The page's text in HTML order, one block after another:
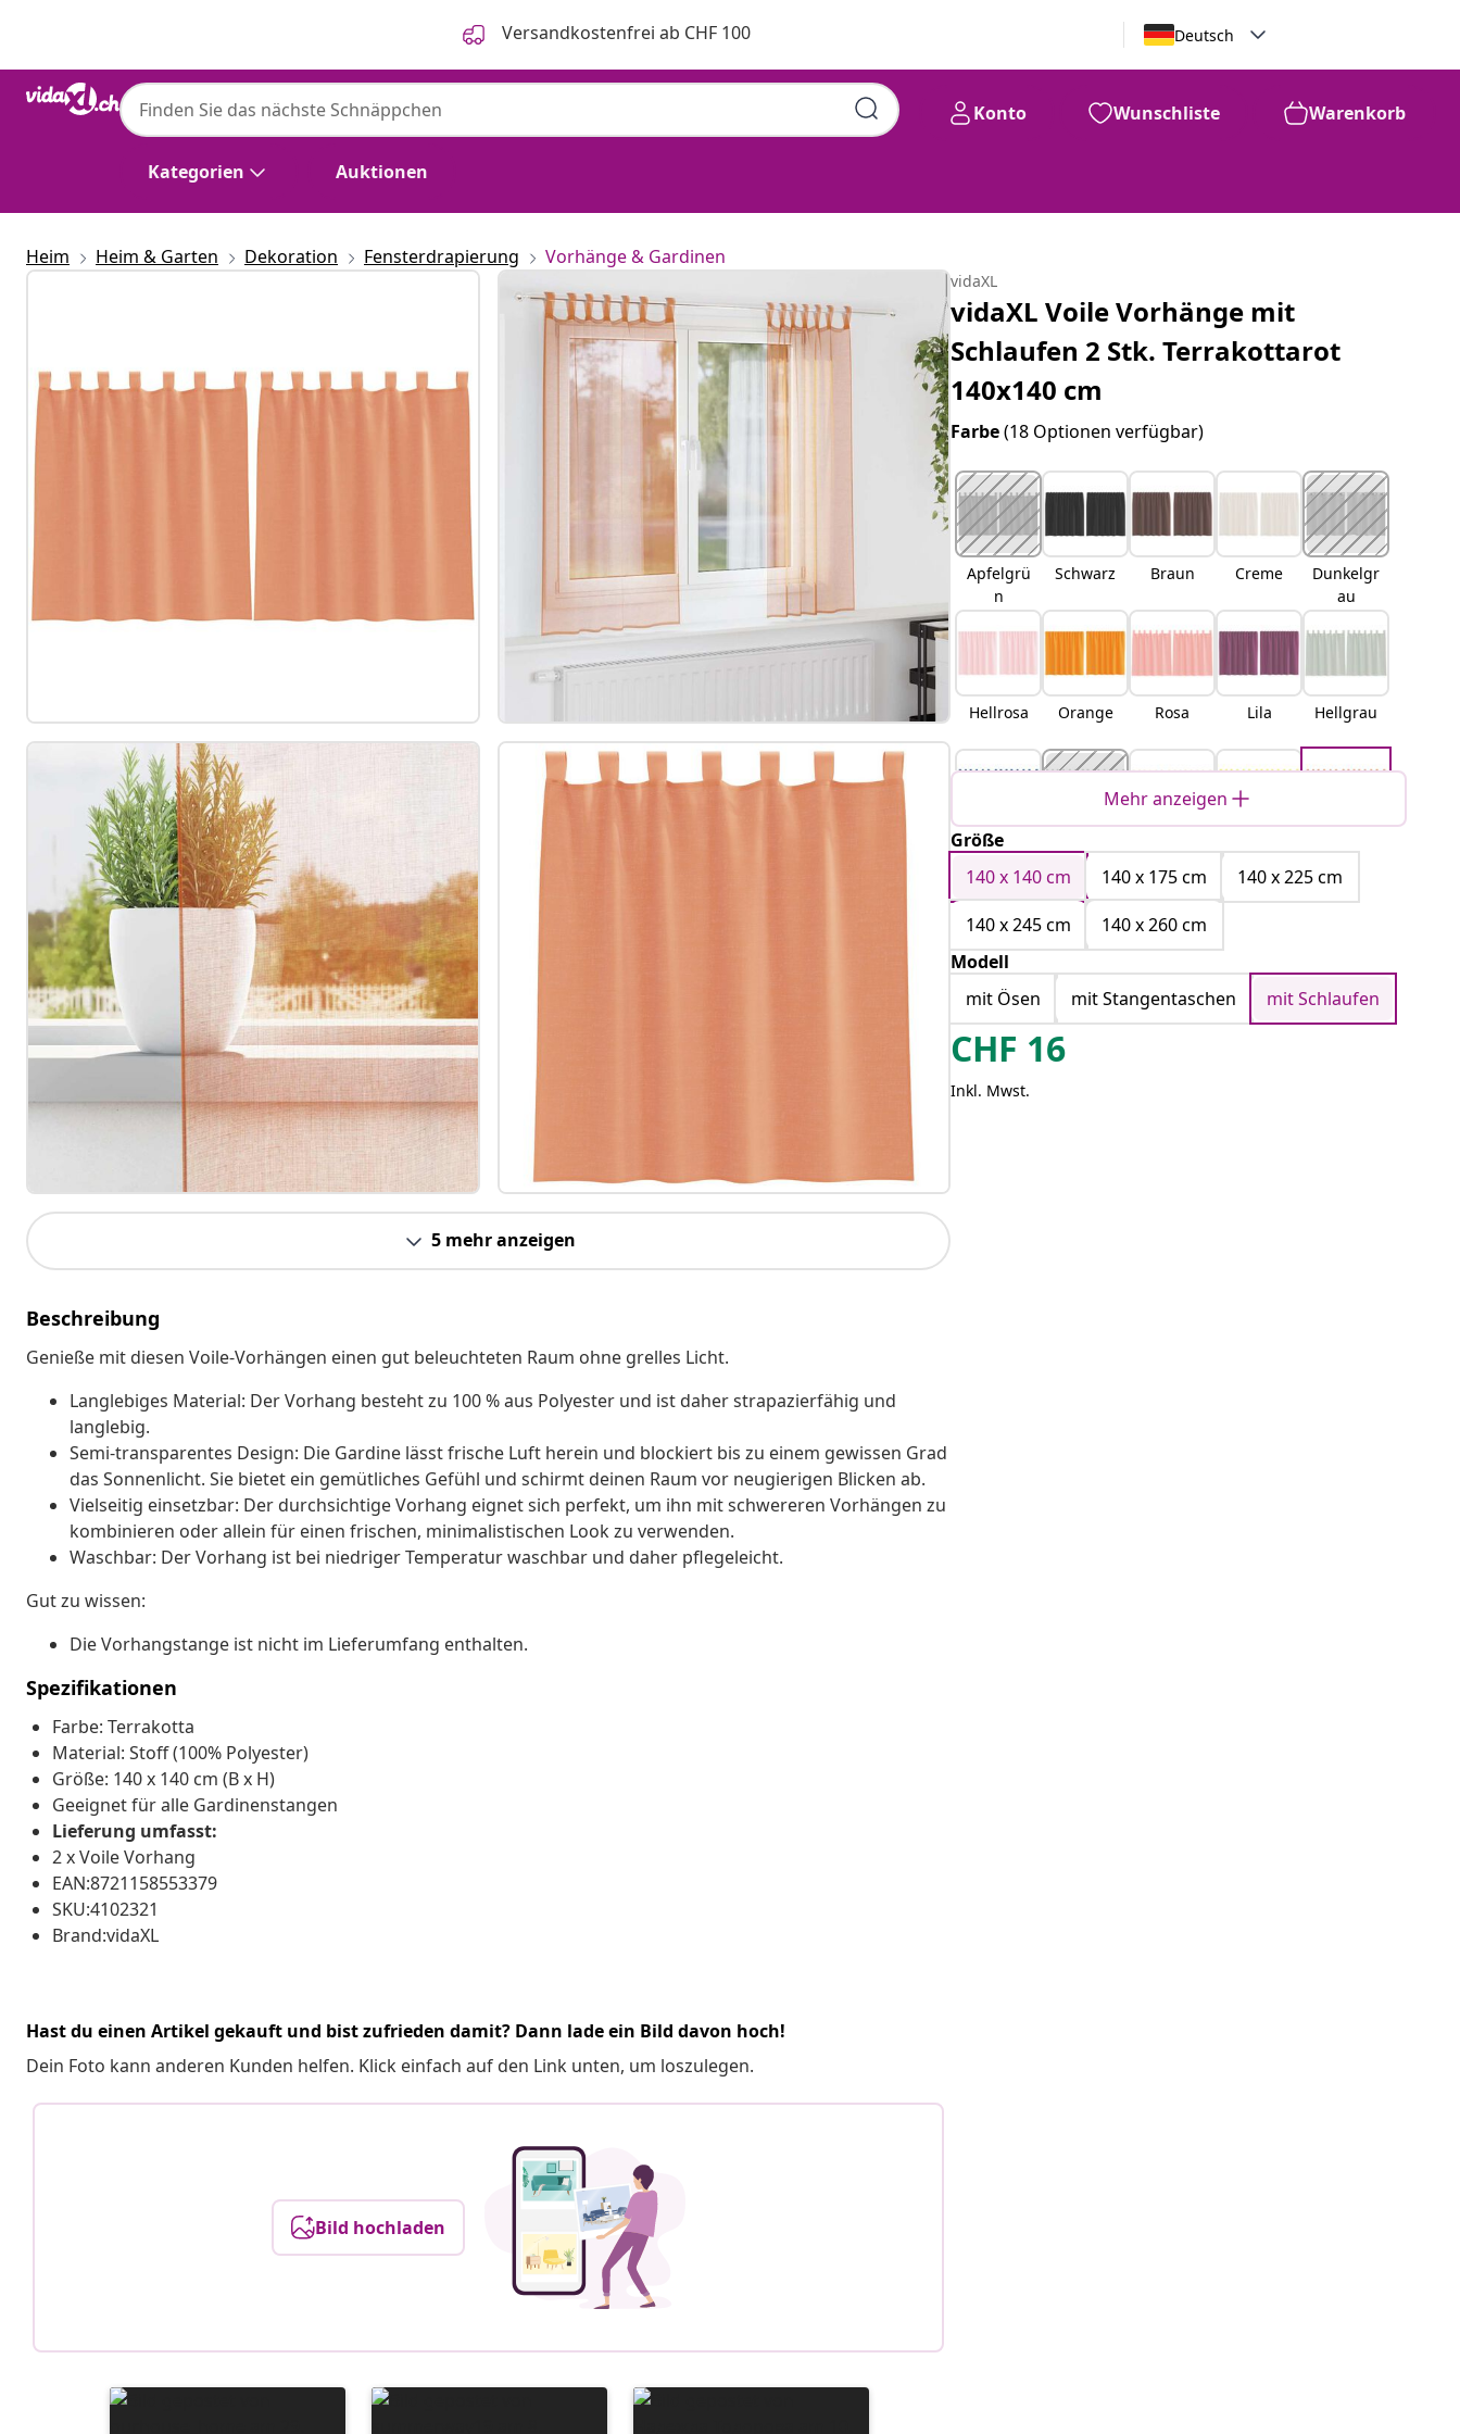
Versandkostenfrei ab CHF 100 Deutsch
Kategorien Auktionen
Konto Wunschliste Warenkorb
Heim Heim & Garten Dekoration Fensterdrapierung Vorhänge & Gardinen
5 mehr anzeigen
Beschreibung
Genieße mit diesen Voile-Vorhängen einen gut beleuchteten Raum ohne grelles Licht.
Langlebiges Material: Der Vorhang besteht zu 100 % aus Polyester und ist daher strapazierfähig und
langlebig.
Semi-transparentes Design: Die Gardine lässt frische Luft herein und blockiert bis zu einem gewissen Grad
das Sonnenlicht. Sie bietet ein gemütliches Gefühl und schirmt deinen Raum vor neugierigen Blicken ab.
Vielseitig einsetzbar: Der durchsichtige Vorhang eignet sich perfekt, um ihn mit schwereren Vorhängen zu
kombinieren oder allein für einen frischen, minimalistischen Look zu verwenden.
Waschbar: Der Vorhang ist bei niedriger Temperatur waschbar und daher pflegeleicht.
Gut zu wissen:
Die Vorhangstange ist nicht im Lieferumfang enthalten.
Spezifikationen
Farbe: Terrakotta
Material: Stoff (100% Polyester)
Größe: 140 x 140 cm (B x H)
Geeignet für alle Gardinenstangen
Lieferung umfasst:
2 x Voile Vorhang
EAN:8721158553379
SKU:4102321
Brand:vidaXL
Hast du einen Artikel gekauft und bist zufrieden damit? Dann lade ein Bild davon hoch!
Dein Foto kann anderen Kunden helfen. Klick einfach auf den Link unten, um loszulegen.
Bild hochladen
vidaXL
vidaXL Voile Vorhänge mit
Schlaufen 2 Stk. Terrakottarot
140x140 cm
Farbe(18 Optionen verfügbar)
Apfelgrü
n
Schwarz Braun Creme
Dunkelgr
au
Hellrosa Orange Rosa Lila Hellgrau
Königsbl
au
Sandfarb
Hellbrau
n
Gelb
Terrakott
Türkis Weiß Weinrot
Mehr anzeigen
Größe
140 x 140 cm
140 x 175 cm
140 x 225 cm
140 x 245 cm
140 x 260 cm
Modell
mit Ösen
mit Stangentaschen mit Schlaufen
CHF 16
Inkl. Mwst.